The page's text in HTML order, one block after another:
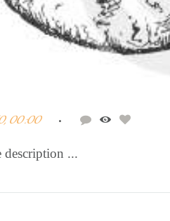
00:00
description ...